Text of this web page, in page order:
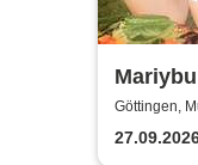
Mariybu
Göttingen,